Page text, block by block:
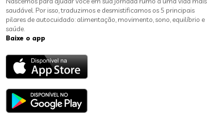
saudável. Por isso, traduzimos e desmistificamos os 5 principais
pilares de autocuidado: alimentação, movimento, sono, equilíbrio e
saúde.
Baixe o app